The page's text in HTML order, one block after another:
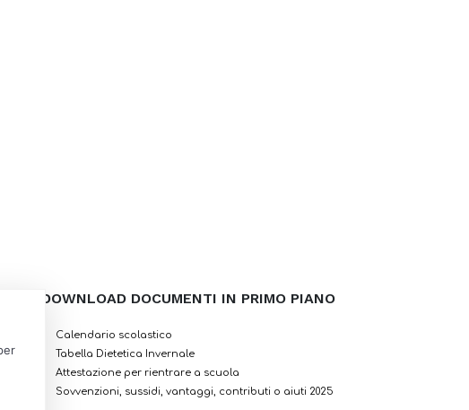
DOWNLOAD DOCUMENTI IN PRIMO PIANO
Calendario scolastico
Tabella Dietetica Invernale
Attestazione per rientrare a scuola
Sovvenzioni, sussidi, vantaggi, contributi o aiuti 2025